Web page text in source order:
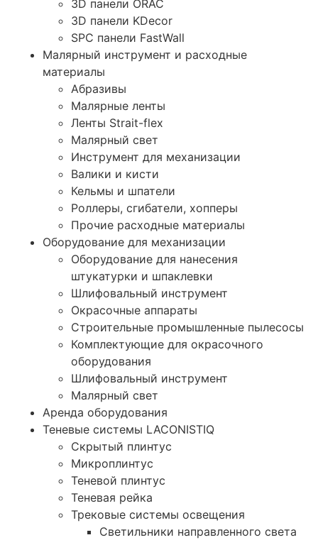
3D панели ORAC
3D панели KDecor
SPC панели FastWall
Малярный инструмент и расходные
материалы
Абразивы
Малярные ленты
Ленты Strait-flex
Малярный свет
Инструмент для механизации
Валики и кисти
Кельмы и шпатели
Роллеры, сгибатели, хопперы
Прочие расходные материалы
Оборудование для механизации
Оборудование для нанесения
штукатурки и шпаклевки
Шлифовальный инструмент
Окрасочные аппараты
Строительные промышленные пылесосы
Комплектующие для окрасочного
оборудования
Шлифовальный инструмент
Малярный свет
Аренда оборудования
Теневые системы LACONISTIQ
Скрытый плинтус
Микроплинтус
Теневой плинтус
Теневая рейка
Трековые системы освещения
Светильники направленного света